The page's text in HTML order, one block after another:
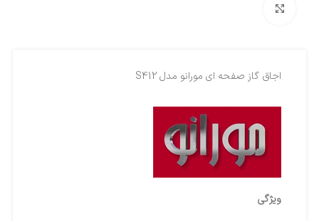
اجاق گاز صفحه ای مورانو مدل S412
ویژگی